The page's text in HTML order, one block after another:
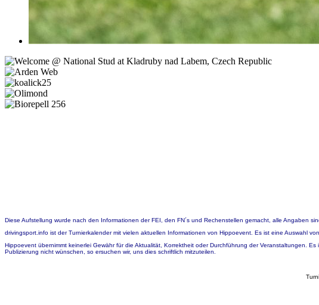
Diese Aufstellung wurde nach den Informationen der FEI, den FN´s und Rechenstellen gemacht, alle Angaben
drivingsport.info ist der Turnierkalender mit vielen aktuellen Informationen von Hippoevent. Es ist eine Auswahl
Hippoevent übernimmt keinerlei Gewähr für die Aktualität, Korrektheit oder Durchführung der Veranstaltungen.
Publizierung nicht wünschen, so ersuchen wir, uns dies schriftlich mitzuteilen.